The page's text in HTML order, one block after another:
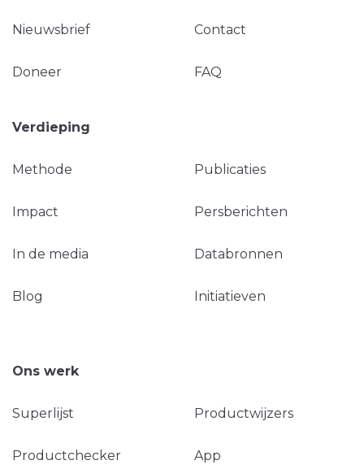
Nieuwsbrief Contact
Doneer FAQ
Verdieping
Methode Publicaties
Impact Persberichten
In de media Databronnen
Blog Initiatieven
Ons werk
Superlijst Productwijzers
Productchecker App